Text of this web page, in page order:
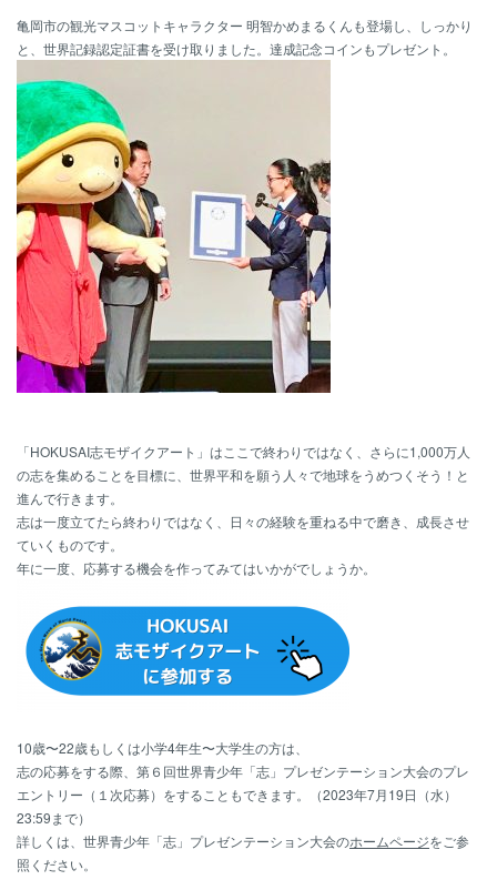
亀岡市の観光マスコットキャラクター 明智かめまるくんも登場し、しっかり
と、世界記録認定証書を受け取りました。達成記念コインもプレゼント。
「HOKUSAI志モザイクアート」はここで終わりではなく、さらに1,000万人
の志を集めることを目標に、世界平和を願う人々で地球をうめつくそう！と
進んで行きます。
志は一度立てたら終わりではなく、日々の経験を重ねる中で磨き、成長させ
ていくものです。
年に一度、応募する機会を作ってみてはいかがでしょうか。
10歳〜22歳もしくは小学4年生〜大学生の方は、
志の応募をする際、第６回世界青少年「志」プレゼンテーション大会のプレ
エントリー（１次応募）をすることもできます。（2023年7月19日（水）
23:59まで）
詳しくは、世界青少年「志」プレゼンテーション大会のホームページをご参
照ください。